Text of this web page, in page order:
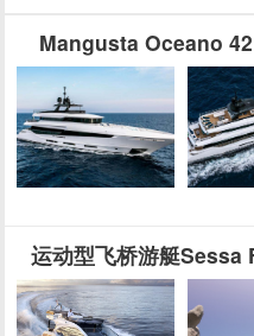
Mangusta Oceano
运动型飞桥游艇Sessa